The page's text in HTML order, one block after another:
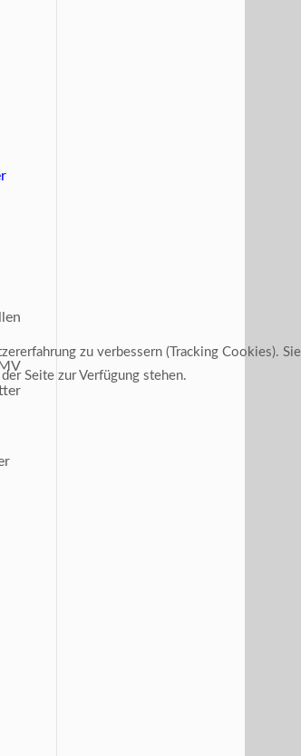
zu verbessern (Tracking Cookies). Sie
Seite zur Verfügung stehen.